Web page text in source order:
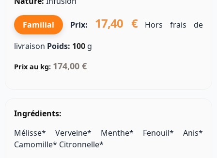
Familial Prix: 17,40 €Hors frais de
livraison Poids: 100 g
Prix au kg: 174,00 €
Ingrédients:
Mélisse* Verveine* Menthe* Fenouil* Anis*
Camomille* Citronnelle*